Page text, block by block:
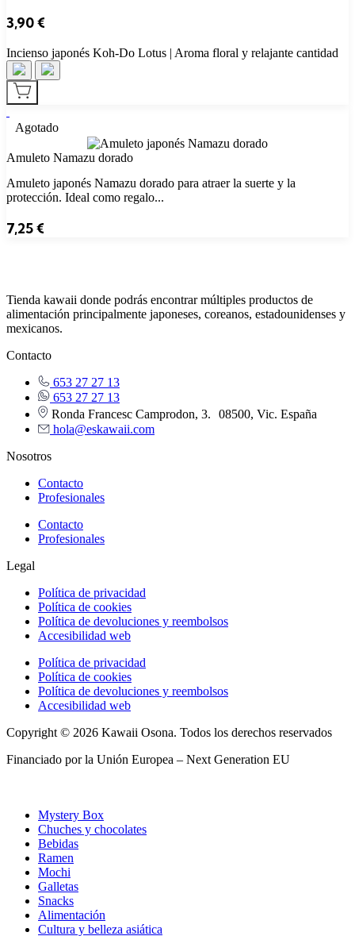
3,90€
Incienso japonés Koh‑Do Lotus | Aroma floral y relajante cantidad
Agotado
Amuleto Namazu dorado
Amuleto japonés Namazu dorado para atraer la suerte y la
protección. Ideal como regalo...
7,25€
Tienda kawaii donde podrás encontrar múltiples productos de
alimentación principalmente japoneses, coreanos, estadounidenses y
mexicanos.
Contacto
653 27 27 13
653 27 27 13
Ronda Francesc Camprodon, 3. 08500, Vic. España
hola@eskawaii.com
Nosotros
Contacto
Profesionales
Contacto
Profesionales
Legal
Política de privacidad
Política de cookies
Política de devoluciones y reembolsos
Accesibilidad web
Política de privacidad
Política de cookies
Política de devoluciones y reembolsos
Accesibilidad web
Copyright © 2026 Kawaii Osona. Todos los derechos reservados
Financiado por la Unión Europea – Next Generation EU
Mystery Box
Chuches y chocolates
Bebidas
Ramen
Mochi
Galletas
Snacks
Alimentación
Cultura y belleza asiática